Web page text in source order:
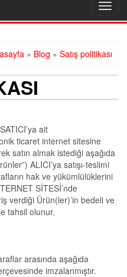
» Blog » Satış politikası
ait
ticaret internet sitesine
satın almak istediği aşağıda
ALICI’ya satışı-teslimi
hak ve yükümlülüklerini
SİTESİ’nde
verdiği Ürün(ler)’in bedeli ve
tahsil olunur.
arasında aşağıda
imzalanmıştır.